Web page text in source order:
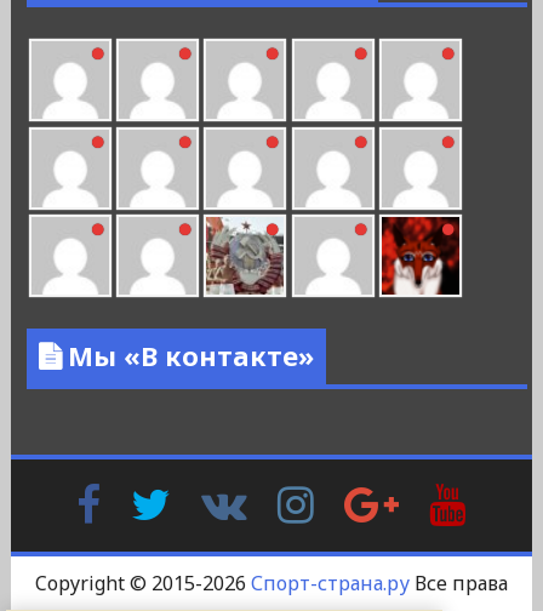
Мы «В контакте»
FacebookTwitter
Контакте
InstagramGoogle
Plus
Copyright © 2015-2026 Спорт-страна.руВсе права